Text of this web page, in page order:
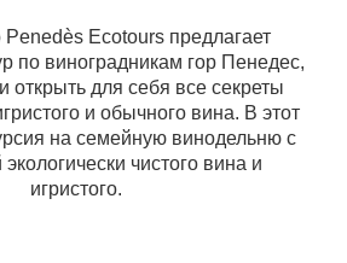
Penedès Ecotours предлагает
по виноградникам гор Пенедес,
открыть для себя все секреты
и обычного вина. В этот
на семейную винодельню с
экологически чистого вина и
игристого.